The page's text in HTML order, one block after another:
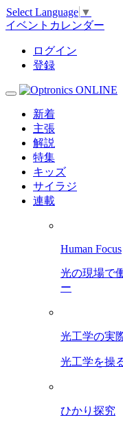
Select Language ▼
イベントカレンダー
ログイン
登録
新着
主張
解説
特集
キッズ
サイラジ
連載
Human Focus
光の現場で
ー
光工学の実
光工学を操
ひかり探究